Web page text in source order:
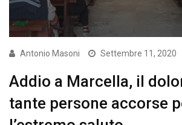
Antonio Masoni Settembre 11, 2020
Addio a Marcella, il
tante persone accorse